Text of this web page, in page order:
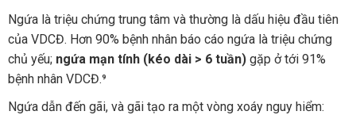
Ngứa là triệu chứng trung tâm và thường là dấu hiệu đầu tiên
của VDCĐ. Hơn 90% bệnh nhân báo cáo ngứa là triệu chứng
chủ yếu; ngứa mạn tính (kéo dài > 6 tuần)gặp ở tới 91%
bệnh nhân VDCĐ.⁹
Ngứa dẫn đến gãi, và gãi tạo ra một vòng xoáy nguy hiểm: